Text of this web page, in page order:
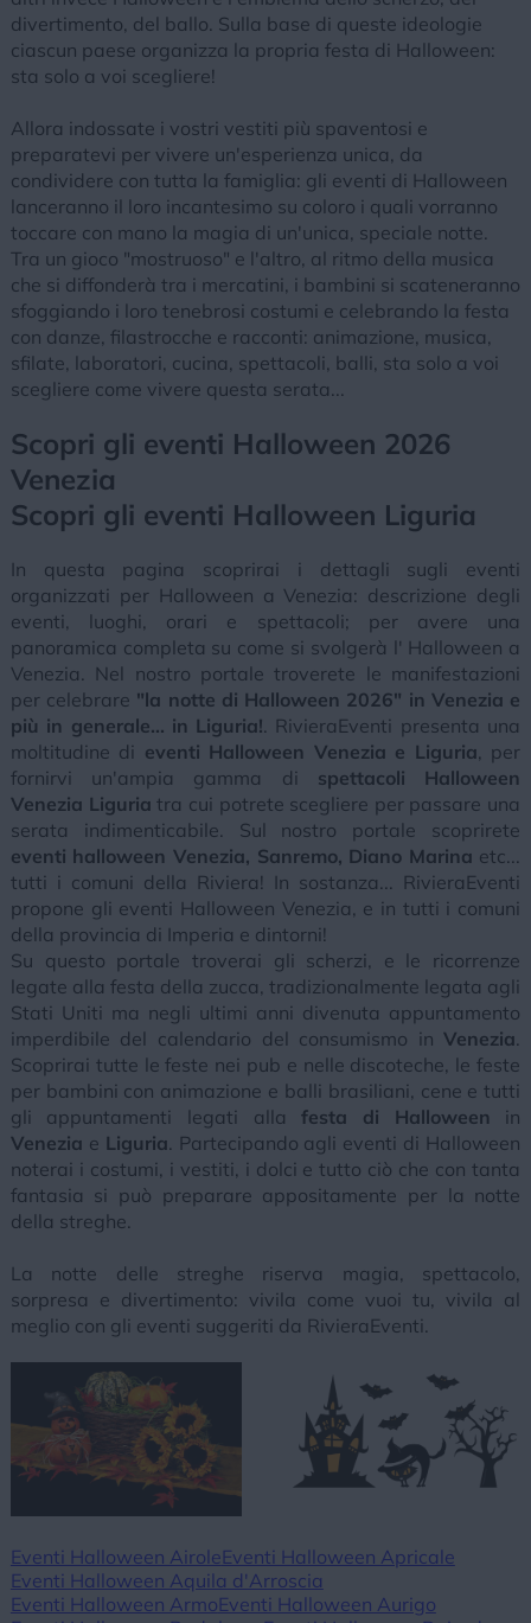
divertimento, del ballo. Sulla base di queste ideologie
ciascun paese organizza la propria festa di Halloween:
sta solo a voi scegliere!
Allora indossate i vostri vestiti più spaventosi e
preparatevi per vivere un'esperienza unica, da
condividere con tutta la famiglia: gli eventi di Halloween
lanceranno il loro incantesimo su coloro i quali vorranno
toccare con mano la magia di un'unica, speciale notte.
Tra un gioco "mostruoso" e l'altro, al ritmo della musica
che si diffonderà tra i mercatini, i bambini si scateneranno
sfoggiando i loro tenebrosi costumi e celebrando la festa
con danze, filastrocche e racconti: animazione, musica,
sfilate, laboratori, cucina, spettacoli, balli, sta solo a voi
scegliere come vivere questa serata...
Scopri gli eventi Halloween 2026
Venezia
Scopri gli eventi Halloween Liguria
In questa pagina scoprirai i dettagli sugli eventi
organizzati per Halloween a Venezia: descrizione degli
eventi, luoghi, orari e spettacoli; per avere una
panoramica completa su come si svolgerà l' Halloween a
Venezia. Nel nostro portale troverete le manifestazioni
per celebrare "la notte di Halloween 2026" in Venezia e
più in generale... in Liguria!. RivieraEventi presenta una
moltitudine di eventi Halloween Venezia e Liguria, per
fornirvi un'ampia gamma di spettacoli Halloween
Venezia Liguria tra cui potrete scegliere per passare una
serata indimenticabile. Sul nostro portale scoprirete
eventi halloween Venezia, Sanremo, Diano Marina etc...
tutti i comuni della Riviera! In sostanza... RivieraEventi
propone gli eventi Halloween Venezia, e in tutti i comuni
della provincia di Imperia e dintorni!
Su questo portale troverai gli scherzi, e le ricorrenze
legate alla festa della zucca, tradizionalmente legata agli
Stati Uniti ma negli ultimi anni divenuta appuntamento
imperdibile del calendario del consumismo inVenezia.
Scoprirai tutte le feste nei pub e nelle discoteche, le feste
per bambini con animazione e balli brasiliani, cene e tutti
gli appuntamenti legati allafesta di Halloween in
Venezia e Liguria. Partecipando agli eventi di Halloween
noterai i costumi, i vestiti, i dolci e tutto ciò che con tanta
fantasia si può preparare appositamente per la notte
della streghe.
La notte delle streghe riserva magia, spettacolo,
sorpresa e divertimento: vivila come vuoi tu, vivila al
meglio con gli eventi suggeriti da RivieraEventi.
Eventi Halloween AiroleEventi Halloween Apricale
Eventi Halloween Aquila d'Arroscia
Eventi Halloween ArmoEventi Halloween Aurigo